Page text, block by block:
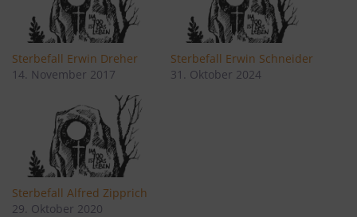
Sterbefall Erwin Dreher
14. November 2017
Sterbefall Erwin Schneider
31. Oktober 2024
Sterbefall Alfred Zipprich
29. Oktober 2020